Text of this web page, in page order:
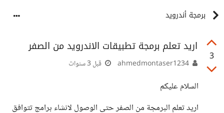
برمجة أندرويد
3
اريد تعلم برمجة تطبيقات الاندرويد من الصفر
قبل 3 سنوات
السلام عليكم
اريد تعلم البرمجة من الصفر حتى الوصول لانشاء برامج تتوافق